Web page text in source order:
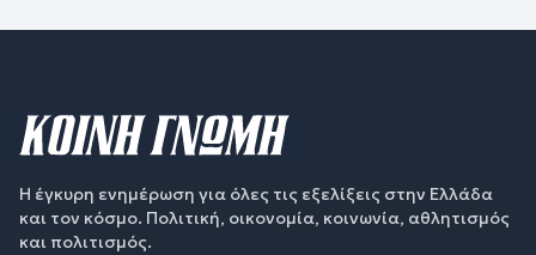
Η έγκυρη ενημέρωση για όλες τις εξελίξεις στην Ελλάδα
και τον κόσμο. Πολιτική, οικονομία, κοινωνία, αθλητισμός
και πολιτισμός.